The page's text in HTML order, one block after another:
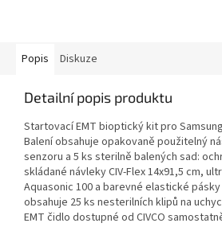
Popis Diskuze
Detailní popis produktu
Startovací EMT bioptický kit pro
Balení obsahuje opakovaně použitelný
senzoru a 5 ks sterilně balených sad:
skládané návleky CIV-Flex 14x91,5 cm,
Aquasonic 100 a barevné elastické pásky
obsahuje 25 ks nesterilních klipů na
EMT čidlo dostupné od CIVCO